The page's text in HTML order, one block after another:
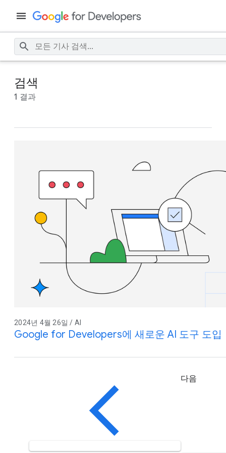
검색
1 결과
2024년 4월 26일 / AI
Google for Developers에 새로운 AI 도구 도입
다음